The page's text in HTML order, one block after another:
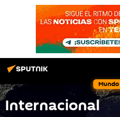
Mundo
Internacional